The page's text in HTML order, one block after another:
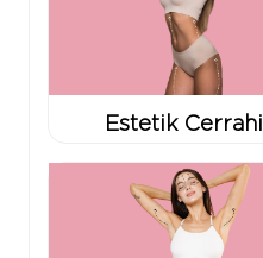
Estetik Cerrahi